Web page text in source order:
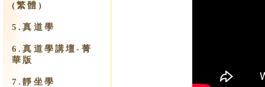
(繁體)
5.真道學
6.真道學講壇-菁
華版
7.靜坐學